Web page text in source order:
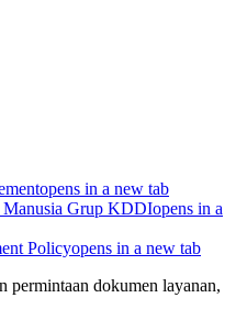
opens in a new tab
Grup KDDIopens in a
Policyopens in a new tab
permintaan dokumen layanan,